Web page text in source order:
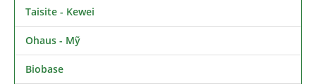
Taisite - Kewei
Ohaus - Mỹ
Biobase